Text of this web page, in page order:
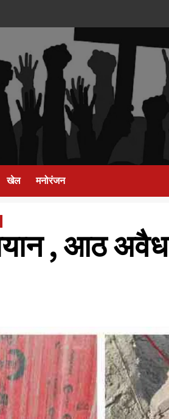
खेल मनोरंजन
, आठ अवैध